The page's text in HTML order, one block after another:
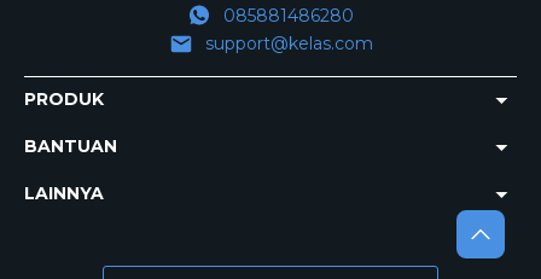
085881486280
support@kelas.com
PRODUK
BANTUAN
LAINNYA